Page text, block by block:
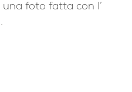
foto fatta con l’